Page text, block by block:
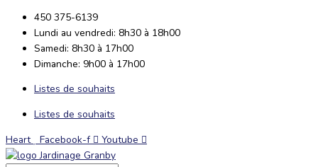
contenu
450 375-6139
Lundi au vendredi: 8h30 à 18h00
Samedi: 8h30 à 17h00
Dimanche: 9h00 à 17h00
Listes de souhaits
Listes de souhaits
Heart
Facebook-f Youtube